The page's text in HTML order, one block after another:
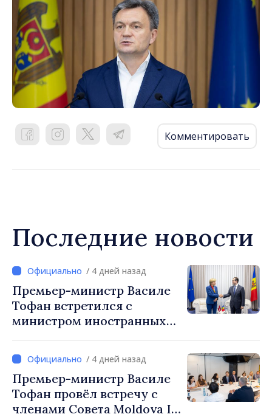
Комментировать
Последние новости
/ 4 дней назад
Премьер-министр Василе
Тофан встретился с
министром иностранных
/ 4 дней назад
Премьер-министр Василе
Тофан провёл встречу с
членами Совета Moldova IT